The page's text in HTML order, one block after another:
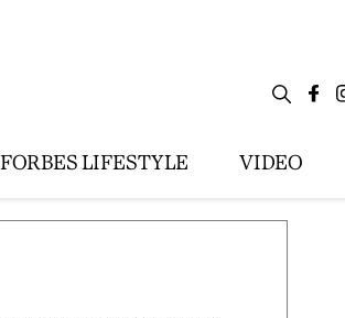
FORBES LIFESTYLE VIDEO